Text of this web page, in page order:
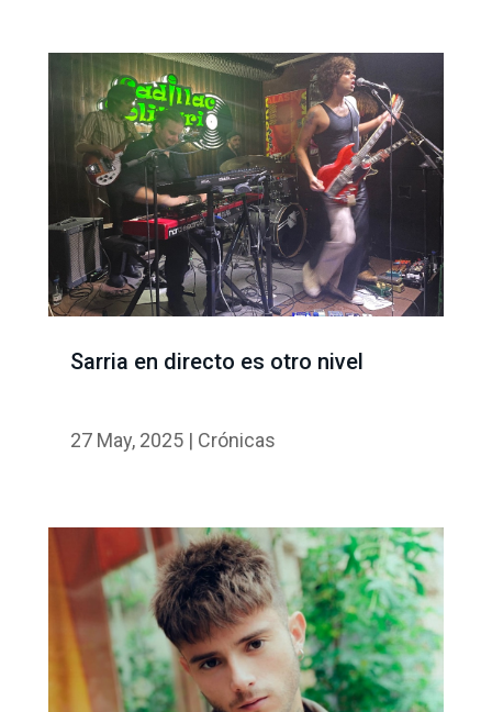
Sarria en directo es otro nivel
27 May, 2025| Crónicas